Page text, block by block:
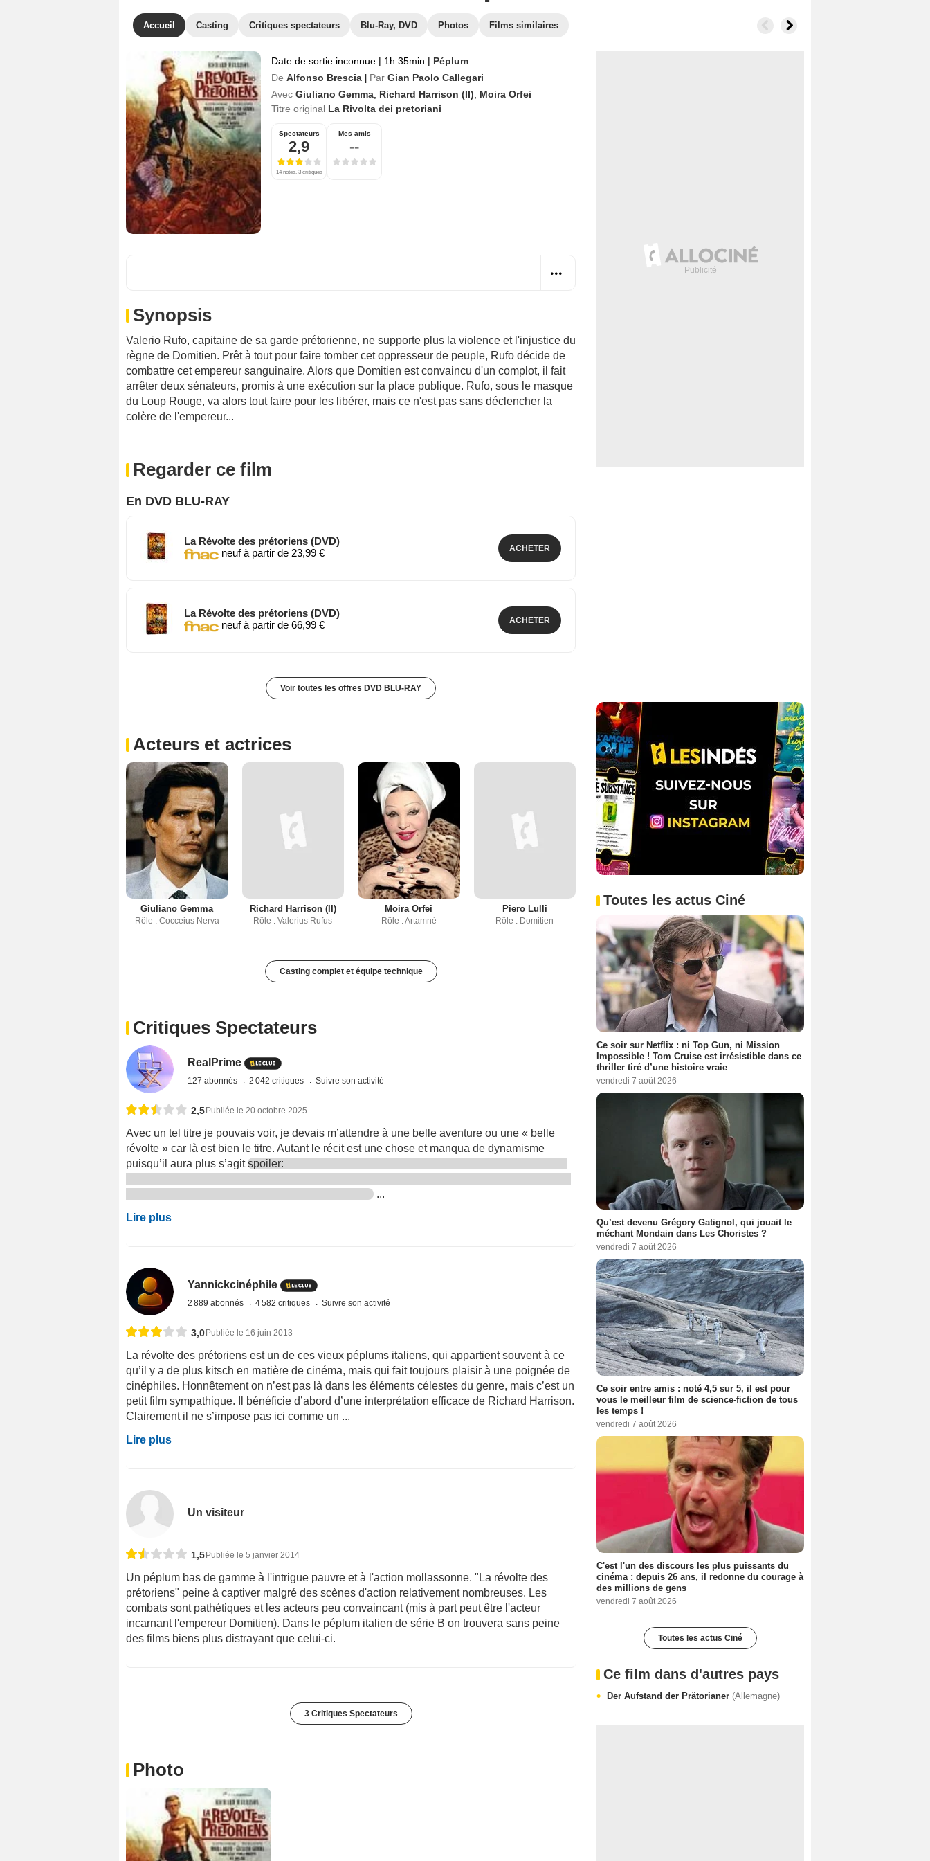
Accueil Casting Critiques spectateurs Blu-Ray, DVD Photos Films similaires
Date de sortie inconnue | 1h 35min | Péplum
De Alfonso Brescia Par Gian Paolo Callegari
Avec Giuliano Gemma Richard Harrison (II)
Moira Orfei
Titre original La Rivolta dei pretoriani
Spectateurs
2,9
14 notes, 3 critiques
Mes amis
--
Synopsis
Valerio Rufo, capitaine de sa garde prétorienne, ne supporte plus la violence et l'injustice du
règne de Domitien. Prêt à tout pour faire tomber cet oppresseur de peuple, Rufo décide de
combattre cet empereur sanguinaire. Alors que Domitien est convaincu d'un complot, il fait
arrêter deux sénateurs, promis à une exécution sur la place publique. Rufo, sous le masque
du Loup Rouge, va alors tout faire pour les libérer, mais ce n'est pas sans déclencher la
colère de l'empereur...
Regarder ce film
En DVD BLU-RAY
La Révolte des prétoriens (DVD)
neuf à partir de 23,99 €
ACHETER
La Révolte des prétoriens (DVD)
neuf à partir de 66,99 €
ACHETER
Voir toutes les offres DVD BLU-RAY
Acteurs et actrices
Giuliano Gemma
Rôle : Cocceius Nerva
Richard Harrison (II)
Rôle : Valerius Rufus
Moira Orfei
Rôle : Artamné
Piero Lulli
Rôle : Domitien
Casting complet et équipe technique
Critiques Spectateurs
RealPrime
127 abonnés 2 042 critiques Suivre son activité
2,5 Publiée le 20 octobre 2025
Avec un tel titre je pouvais voir, je devais m’attendre à une belle aventure ou une « belle
révolte » car là est bien le titre. Autant le récit est une chose et manqua de dynamisme
puisqu’il aura plus s’agitspoiler:
...
Lire plus
Yannickcinéphile
2 889 abonnés 4 582 critiques Suivre son activité
3,0 Publiée le 16 juin 2013
La révolte des prétoriens est un de ces vieux péplums italiens, qui appartient souvent à ce
qu’il y a de plus kitsch en matière de cinéma, mais qui fait toujours plaisir à une poignée de
cinéphiles. Honnêtement on n’est pas là dans les éléments célestes du genre, mais c’est un
petit film sympathique. Il bénéficie d’abord d’une interprétation efficace de Richard Harrison.
Clairement il ne s’impose pas ici comme un ...
Lire plus
Un visiteur
1,5 Publiée le 5 janvier 2014
Un péplum bas de gamme à l'intrigue pauvre et à l'action mollassonne. "La révolte des
prétoriens" peine à captiver malgré des scènes d'action relativement nombreuses. Les
combats sont pathétiques et les acteurs peu convaincant (mis à part peut être l'acteur
incarnant l'empereur Domitien). Dans le péplum italien de série B on trouvera sans peine
des films biens plus distrayant que celui-ci.
3 Critiques Spectateurs
Photo
Toutes les actus Ciné
Ce soir sur Netflix : ni Top Gun, ni Mission
Impossible ! Tom Cruise est irrésistible dans ce
thriller tiré d’une histoire vraie
vendredi 7 août 2026
Qu’est devenu Grégory Gatignol, qui jouait le
méchant Mondain dans Les Choristes ?
vendredi 7 août 2026
Ce soir entre amis : noté 4,5 sur 5, il est pour
vous le meilleur film de science-fiction de tous
les temps !
vendredi 7 août 2026
C'est l'un des discours les plus puissants du
cinéma : depuis 26 ans, il redonne du courage à
des millions de gens
vendredi 7 août 2026
Toutes les actus Ciné
Ce film dans d'autres pays
Der Aufstand der Prätorianer (Allemagne)